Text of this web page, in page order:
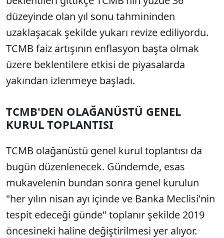
düzeyinde olan yıl sonu tahmininden
uzaklaşacak şekilde yukarı revize ediliyordu.
TCMB faiz artışının enflasyon başta olmak
üzere beklentilere etkisi de piyasalarda
yakından izlenmeye başladı.
TCMB'DEN OLAĞANÜSTÜ GENEL
KURUL TOPLANTISI
TCMB olağanüstü genel kurul toplantısı da
bugün düzenlenecek. Gündemde, esas
mukavelenin bundan sonra genel kurulun
"her yılın nisan ayı içinde ve Banka Meclisi'nin
tespit edeceği günde" toplanır şekilde 2019
öncesineki haline değiştirilmesi yer alıyor.